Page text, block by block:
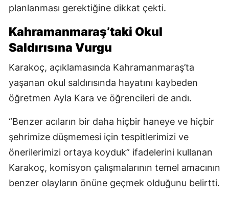
planlanması gerektiğine dikkat çekti.
Kahramanmaraş’taki Okul
Saldırısına Vurgu
Karakoç, açıklamasında Kahramanmaraş’ta
yaşanan okul saldırısında hayatını kaybeden
öğretmen Ayla Kara ve öğrencileri de andı.
“Benzer acıların bir daha hiçbir haneye ve hiçbir
şehrimize düşmemesi için tespitlerimizi ve
önerilerimizi ortaya koyduk” ifadelerini kullanan
Karakoç, komisyon çalışmalarının temel amacının
benzer olayların önüne geçmek olduğunu belirtti.